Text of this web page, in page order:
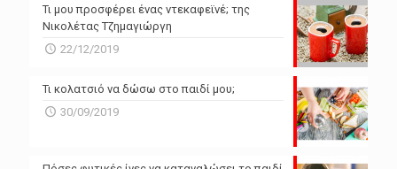
Τι μου προσφέρει ένας ντεκαφεϊνέ; της
Νικολέτας Τζημαγιώργη
22/12/2019
Τι κολατσιό να δώσω στο παιδί μου;
30/09/2019